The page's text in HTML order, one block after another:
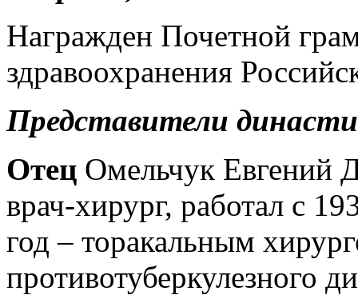
Награжден Почетной
здравоохранения
Представители
Отец Омельчук Евгений
врач-хирург, работал с
год – торакальным
противотуберкулезного